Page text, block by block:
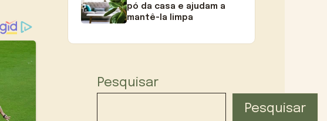
pó da casa e ajudam a
mantê-la limpa
Pesquisar
Pesquisar